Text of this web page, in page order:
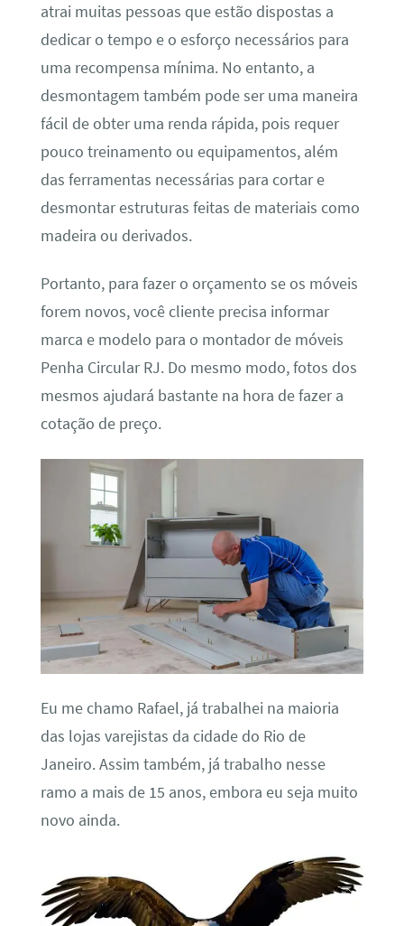
atrai muitas pessoas que estão dispostas a
dedicar o tempo e o esforço necessários para
uma recompensa mínima. No entanto, a
desmontagem também pode ser uma maneira
fácil de obter uma renda rápida, pois requer
pouco treinamento ou equipamentos, além
das ferramentas necessárias para cortar e
desmontar estruturas feitas de materiais como
madeira ou derivados.
Portanto, para fazer o orçamento se os móveis
forem novos, você cliente precisa informar
marca e modelo para o montador de móveis
Penha Circular RJ. Do mesmo modo, fotos dos
mesmos ajudará bastante na hora de fazer a
cotação de preço.
Eu me chamo Rafael, já trabalhei na maioria
das lojas varejistas da cidade do Rio de
Janeiro. Assim também, já trabalho nesse
ramo a mais de 15 anos, embora eu seja muito
novo ainda.